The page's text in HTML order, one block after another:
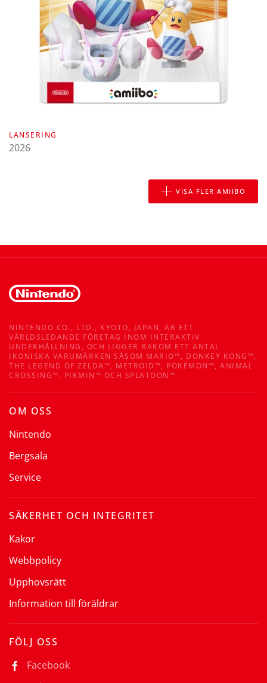
LANSERING
2026
VISA FLER AMIIBO
NINTENDO CO., LTD., KYOTO, JAPAN, ÄR ETT
VÄRLDSLEDANDE FÖRETAG INOM INTERAKTIV
UNDERHÅLLNING, OCH LIGGER BAKOM ETT ANTAL
IKONISKA VARUMÄRKEN SÅSOM MARIO™, DONKEY KONG™,
THE LEGEND OF ZELDA™, METROID™, POKÉMON™, ANIMAL
CROSSING™, PIKMIN™ OCH SPLATOON™.
OM OSS
Nintendo
Bergsala
Service
SÄKERHET OCH INTEGRITET
Kakor
Webbpolicy
Upphovsrätt
Information till föräldrar
FÖLJ OSS
Facebook